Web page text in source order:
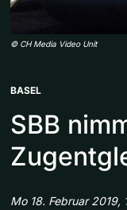
© CH Media Video Unit
BASEL
SBB
Mo 18. Februar 2019,